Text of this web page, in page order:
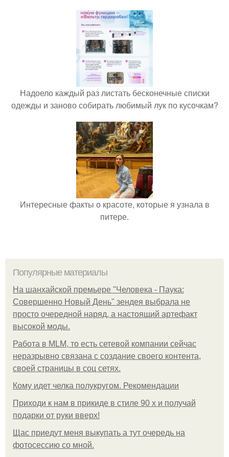
Надоело каждый раз листать бесконечные списки
одежды и заново собирать любимый лук по кусочкам?
Интересные факты о красоте, которые я узнала в
питере.
Популярные материалы
На шанхайской премьере "Человека - Паука:
Совершенно Новый День" зендея выбрала не
просто очередной наряд, а настоящий артефакт
высокой моды.
Работа в MLM, то есть сетевой компании сейчас
неразрывно связана с создание своего контента,
своей страницы в соц сетях.
Кому идет челка полукругом. Рекомендации
Приходи к нам в прикиде в стиле 90 х и получай
подарки от руки вверх!
Щас приедут меня выкупать а тут очередь на
фотосессию со мной.